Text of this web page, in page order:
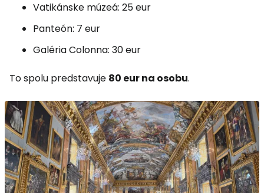
Vatikánske múzeá: 25 eur
Panteón: 7 eur
Galéria Colonna: 30 eur
To spolu predstavuje 80 eur na osobu.